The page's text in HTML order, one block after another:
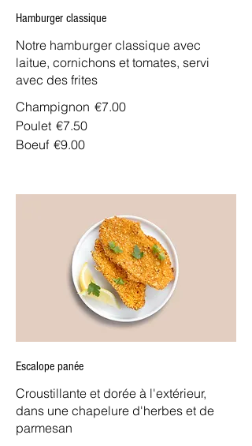
Hamburger classique
Notre hamburger classique avec
laitue, cornichons et tomates, servi
avec des frites
Champignon €7.00
Poulet €7.50
Boeuf €9.00
Escalope panée
Croustillante et dorée à l'extérieur,
dans une chapelure d'herbes et de
parmesan